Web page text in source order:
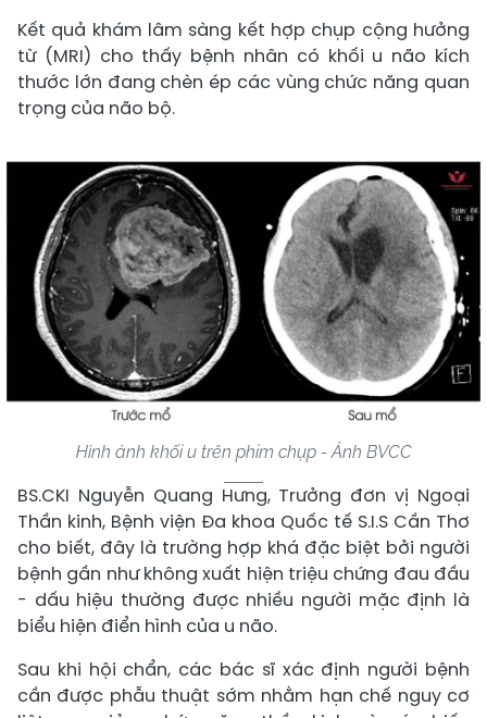
Kết quả khám lâm sàng kết hợp chụp cộng hưởng
từ (MRI) cho thấy bệnh nhân có khối u não kích
thước lớn đang chèn ép các vùng chức năng quan
trọng của não bộ.
Hình ảnh khối u trên phim chụp - Ảnh BVCC
BS.CKI Nguyễn Quang Hưng, Trưởng đơn vị Ngoại
Thần kinh, Bệnh viện Đa khoa Quốc tế S.I.S Cần Thơ
cho biết, đây là trường hợp khá đặc biệt bởi người
bệnh gần như không xuất hiện triệu chứng đau đầu
- dấu hiệu thường được nhiều người mặc định là
biểu hiện điển hình của u não.
Sau khi hội chẩn, các bác sĩ xác định người bệnh
cần được phẫu thuật sớm nhằm hạn chế nguy cơ